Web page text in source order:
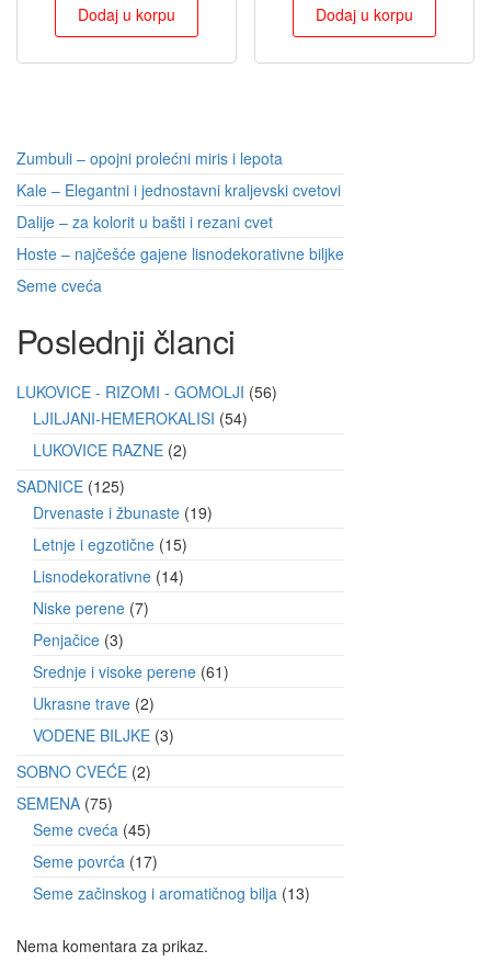
Dodaj u korpu Dodaj u korpu
Zumbuli – opojni prolećni miris i lepota
Kale – Elegantni i jednostavni kraljevski cvetovi
Dalije – za kolorit u bašti i rezani cvet
Hoste – najčešće gajene lisnodekorativne biljke
Seme cveća
Poslednji članci
LUKOVICE - RIZOMI - GOMOLJI 56
LJILJANI-HEMEROKALISI 54
LUKOVICE RAZNE 2
SADNICE 125
Drvenaste i žbunaste 19
Letnje i egzotične 15
Lisnodekorativne 14
Niske perene 7
Penjačice 3
Srednje i visoke perene 61
Ukrasne trave 2
VODENE BILJKE 3
SOBNO CVEĆE 2
SEMENA 75
Seme cveća 45
Seme povrća 17
Seme začinskog i aromatičnog bilja 13
Nema komentara za prikaz.